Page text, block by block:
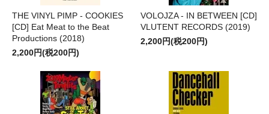
THE VINYL PIMP - COOKIES
[CD] Eat Meat to the Beat
Productions (2018)
2,200円(税200円)
VOLOJZA - IN BETWEEN [CD]
VLUTENT RECORDS (2019)
2,200円(税200円)